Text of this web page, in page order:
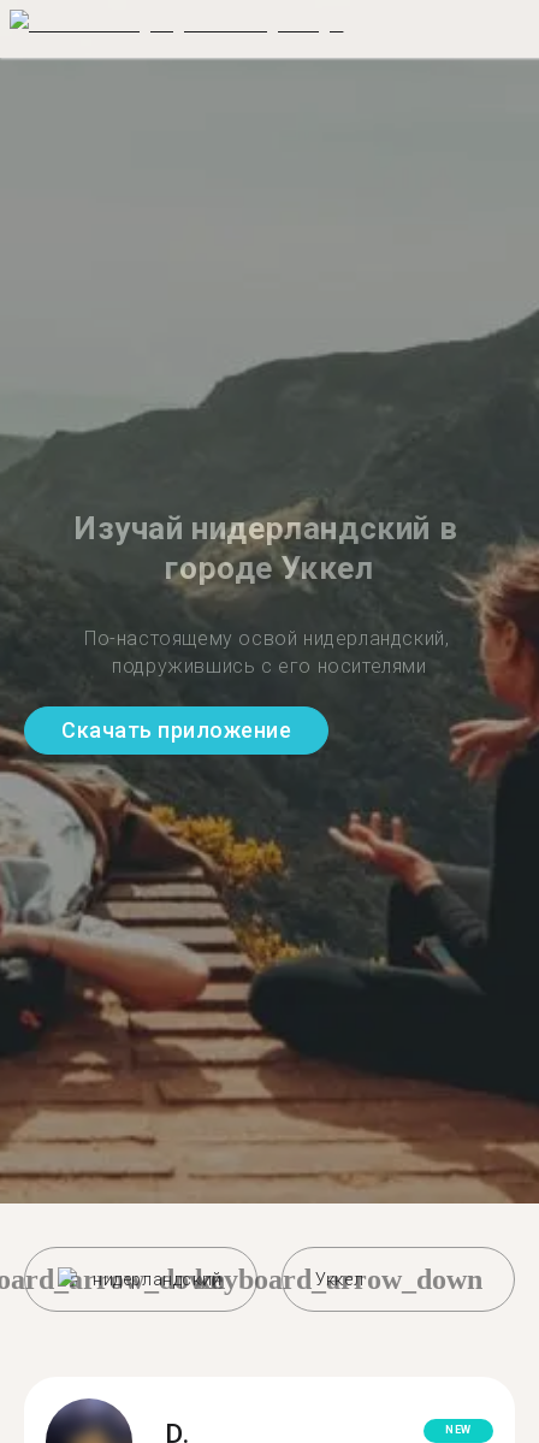
Изучай нидерландский в
городе Уккел
По-настоящему освой нидерландский,
подружившись с его носителями
Скачать приложение
нидерландский Уккел
keyboard_arrow_down
D. NEW